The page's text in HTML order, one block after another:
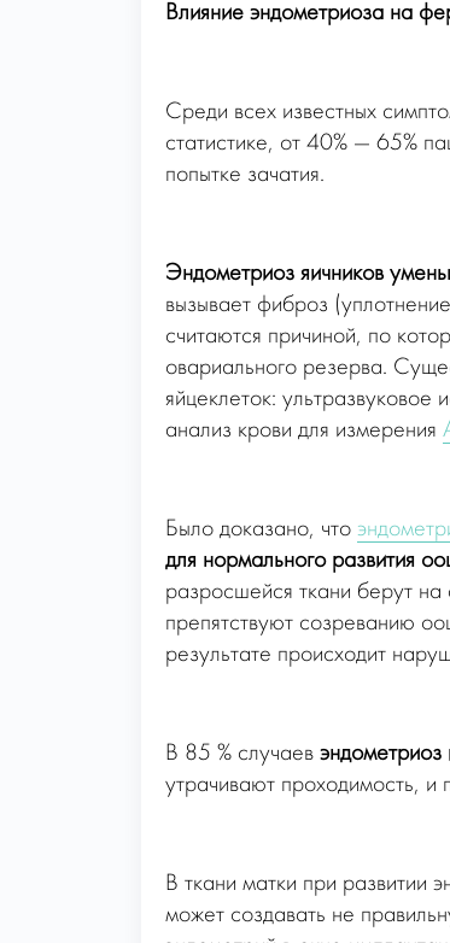
Влияние эндометриоза на
Среди всех известных
статистике, от 40% — 65%
попытке зачатия.
Эндометриоз яичников
вызывает фиброз
считаются причиной, по
овариального резерва.
яйцеклеток: ультразвуковое
анализ крови для измерения
Было доказано, что
для нормального развития
разросшейся ткани берут на
препятствуют созреванию
результате происходит
В 85 % случаев эндометриоз
утрачивают проходимость, и
В ткани матки при развитии
может создавать не